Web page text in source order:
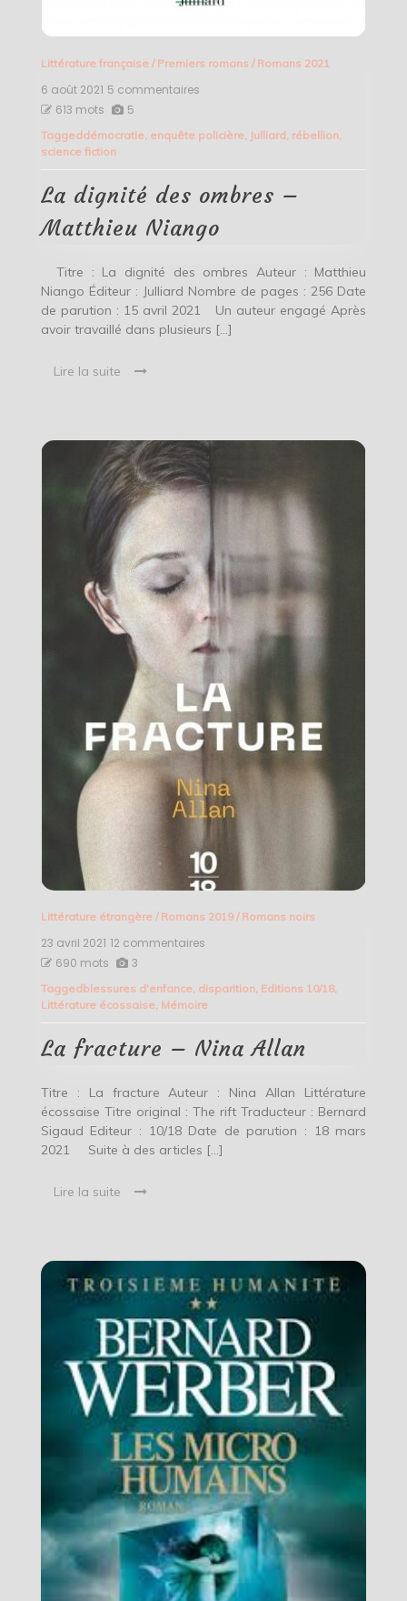
Littérature française/ Premiers romans / Romans 2021
6 août 2021 5 commentaires
des
Matthieu
Niango
613 mots 5
Taggeddémocratie, enquête policière, Julliard rébellion,
science fiction
La dignité des ombres –
Matthieu Niango
Titre : La dignité des ombres Auteur : Matthieu
Niango Éditeur : Julliard Nombre de pages : 256 Date
de parution : 15 avril 2021 Un auteur engagé Après
avoir travaillé dans plusieurs […]
Lire la suite
Littérature étrangère/ Romans 2019/ Romans noirs
23 avril 2021 12 commentaires
–
Nina
690 mots 3
Taggedblessures d'enfance, disparition, Editions 10/18,
Littérature écossaise, Mémoire
La fracture – Nina Allan
Titre : La fracture Auteur : Nina Allan Littérature
écossaise Titre original : The rift Traducteur : Bernard
Sigaud Editeur : 10/18 Date de parution : 18 mars
2021 Suite à des articles […]
Lire la suite